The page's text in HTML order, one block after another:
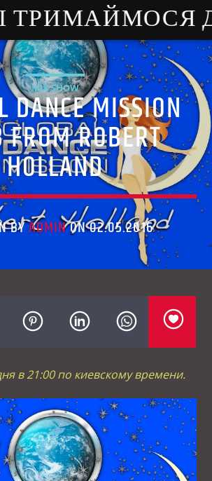
MIX SHOW
DANCE MISSION
ROBERT
HOLLAND
BYADMINON 02.05.2016
в 21:00 по киевскому времени.